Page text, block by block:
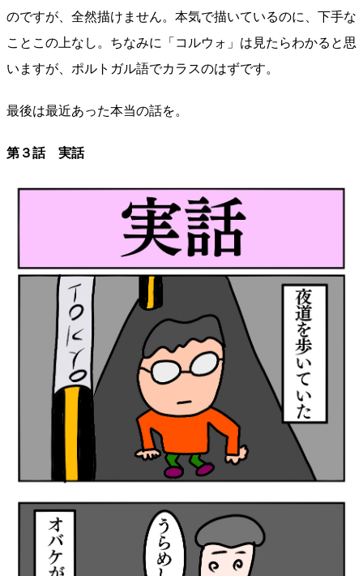
のですが、全然描けません。本気で描いているのに、下手な
ことこの上なし。ちなみに「コルウォ」は見たらわかると思
いますが、ポルトガル語でカラスのはずです。
最後は最近あった本当の話を。
第３話 実話